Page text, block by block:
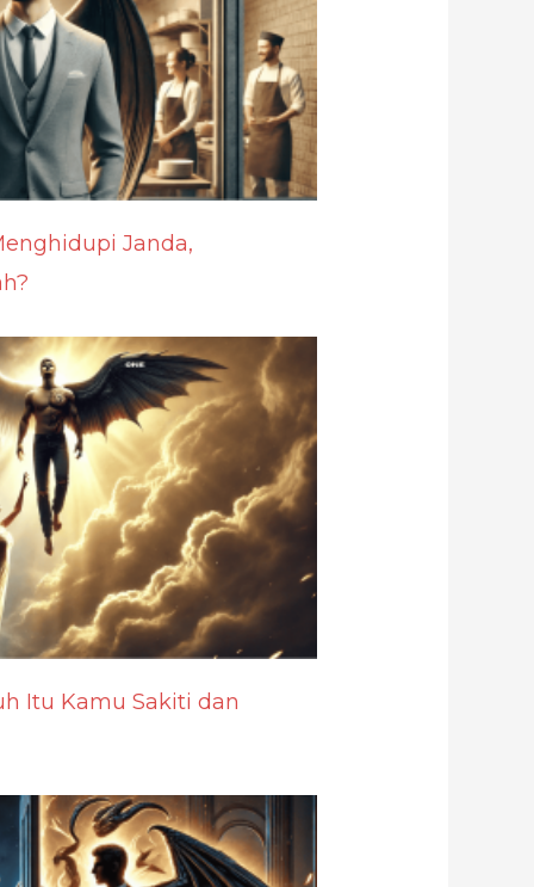
Janda,
Itu Kamu Sakiti dan